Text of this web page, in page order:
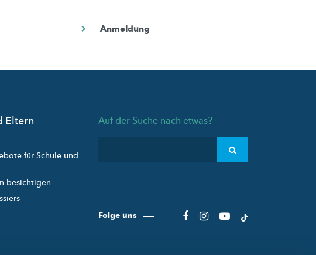
Eltern
für Schule und
besichtigen
Auf der Suche nach etwas?
Folge uns